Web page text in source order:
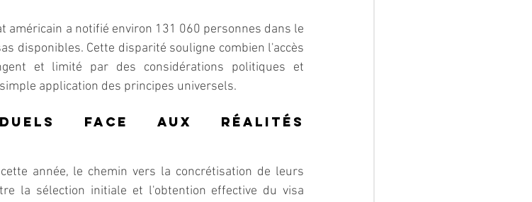
américain a notifié environ 131 060 personnes dans le
disponibles. Cette disparité souligne combien l'accès
et limité par des considérations politiques et
application des principes universels.
face aux réalités
année, le chemin vers la concrétisation de leurs
la sélection initiale et l'obtention effective du visa